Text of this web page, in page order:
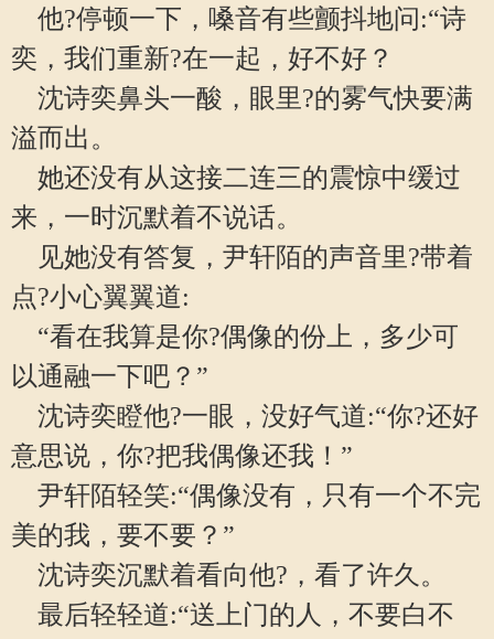
他?停顿一下，嗓音有些颤抖地问:“诗
奕，我们重新?在一起，好不好？
沈诗奕鼻头一酸，眼里?的雾气快要满
溢而出。
她还没有从这接二连三的震惊中缓过
来，一时沉默着不说话。
见她没有答复，尹轩陌的声音里?带着
点?小心翼翼道:
“看在我算是你?偶像的份上，多少可
以通融一下吧？”
沈诗奕瞪他?一眼，没好气道:“你?还好
意思说，你?把我偶像还我！”
尹轩陌轻笑:“偶像没有，只有一个不完
美的我，要不要？”
沈诗奕沉默着看向他?，看了许久。
最后轻轻道:“送上门的人，不要白不